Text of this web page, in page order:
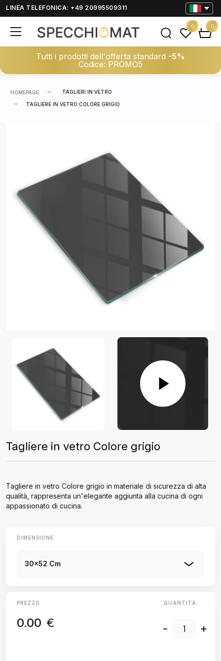
LINEA TELEFONICA: +49 20995509311
Tutti i prodotti dell'offerta standard -5%
Codice: PROMO5
0 0
HOMEPAGE TAGLIERI IN VETRO
TAGLIERE IN VETRO COLORE GRIGIO
Tagliere in vetro Colore grigio
Tagliere in vetro Colore grigio in materiale di sicurezza di alta
qualità, rappresenta un'elegante aggiunta alla cucina di ogni
appassionato di cucina.
DIMENSIONE
30x52 Cm
PREZZO
0.00 €
QUANTITÀ:
- +